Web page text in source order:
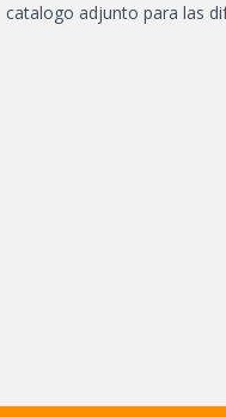
catalogo adjunto para las